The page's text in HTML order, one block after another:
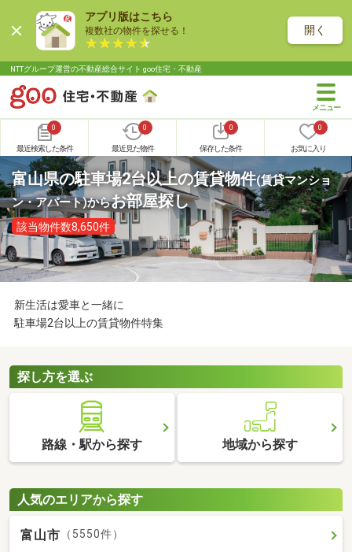
アプリ版はこちら
複数社の物件を探せる！ 開く
NTTグループ運営の不動産総合サイト goo住宅・不動産
0
最近検索した条件
0
最近見た物件
0
保存した条件
0
お気に入り
富山県の駐車場2台以上の賃貸物件(賃貸マンショ
ン・アパート)からお部屋探し
該当物件数8,650件
新生活は愛車と一緒に
駐車場2台以上の賃貸物件特集
探し方を選ぶ
路線・駅から探す 地域から探す
人気のエリアから探す
富山市 （5550件）